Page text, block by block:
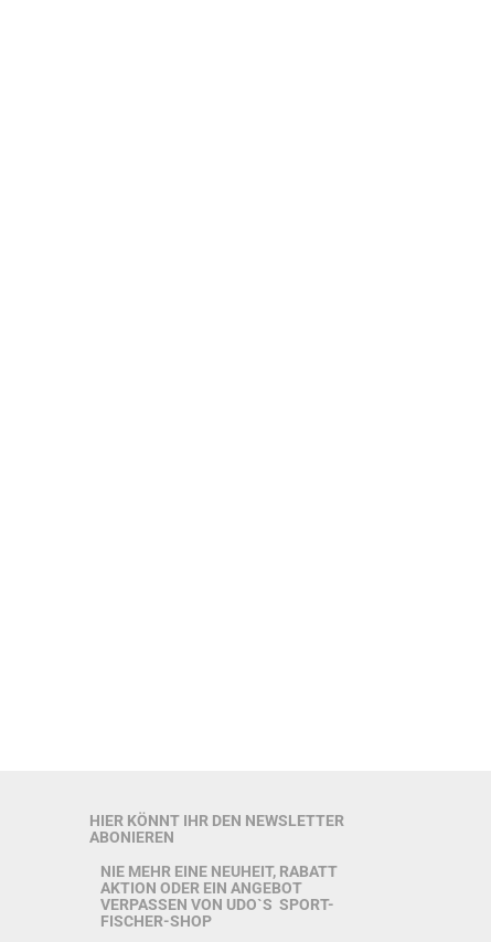
HIER KÖNNT IHR DEN NEWSLETTER
ABONIEREN
NIE MEHR EINE NEUHEIT, RABATT
AKTION ODER EIN ANGEBOT
VERPASSEN VON UDO`S SPORT-
FISCHER-SHOP